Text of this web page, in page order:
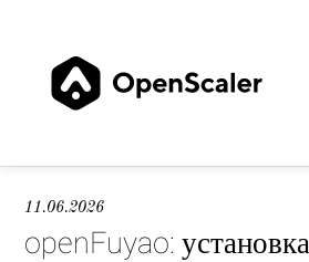
11.06.2026
openFuyao: установка